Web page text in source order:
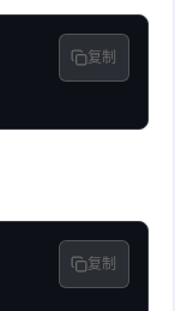
复制
复制